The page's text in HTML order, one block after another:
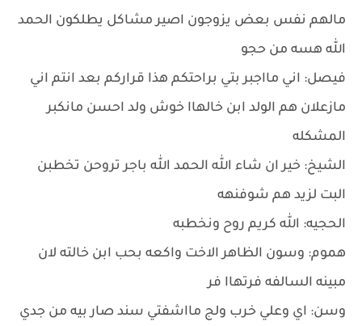
مالهم نفس بعض يزوجون اصير مشاكل يطلكون الحمد
الله هسه من حجو
فيصل: اني مااجبر بتي براحتكم هذا قراركم بعد انتم اني
مازعلان هم الولد ابن خالهاا خوش ولد احسن مانكبر
المشكله
الشيخ: خير ان شاء الله الحمد الله باجر تروحن تخطبن
البت لزيد هم شوفنهه
الحجيه: الله كريم روح ونخطبه
هموم: وسون الظاهر الاخت واكعه بحب ابن خالته لان
مبينه السالفه فرتهاا فر
وسن: اي وعلي خرب ولج مااشفتي سند صار بيه من جدي